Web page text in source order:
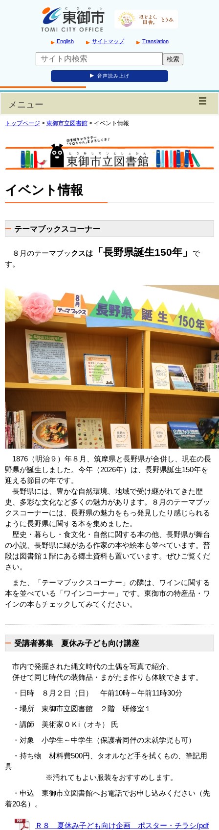
English サイトマップ Translation
音声読み上げ
メニュー
トップページ > 東御市立図書館 > イベント情報
イベント情報
テーマブックスコーナー
８月のテーマブックスは 「長野県誕生150年」
で
す。
1876（明治９）年８月、筑摩県と長野県が合併し、現在の長
野県が誕生しました。今年（2026年）は、長野県誕生150年を
迎える節目の年です。
長野県には、豊かな自然環境、地域で受け継がれてきた歴
史、多彩な文化など多くの魅力があります。８月のテーマブッ
クスコーナーには、長野県の魅力をもっ発見したり感じられる
ように長野県に関する本を集めました。
歴史・暮らし・食文化・自然に関する本の他、長野県が舞台
の小説、長野県に縁がある作家の本や絵本も並べています。普
段は図書館１階にある郷土資料も置いています。ぜひご覧くだ
さい。
また、「テーマブックスコーナー」の隣は、ワインに関する
本を並べている「ワインコーナー」です。東御市の特産品・ワ
インの本もチェックしてみてください。
受講者募集 夏休み子ども向け講座
市内で発掘された縄文時代の土偶を写真で紹介、
併せて同じ時代の装飾品・まがたま作りも体験できます。
・日時 ８月２日（日） 午前10時～午前11時30分
・場所 東御市立図書館 ２階 研修室１
・講師 美術家ＯＫi（オキ） 氏
・対象 小学生～中学生（保護者同伴の未就学児も可）
・持ち物 材料費500円、タオルなど手を拭くもの、筆記用
具
※汚れてもよい服装をおすすめします。
・申込 東御市立図書館へお電話でお申し込みください（先
着20名）。
Ｒ８ 夏休み子ども向け企画 ポスター・チラシ(pdf